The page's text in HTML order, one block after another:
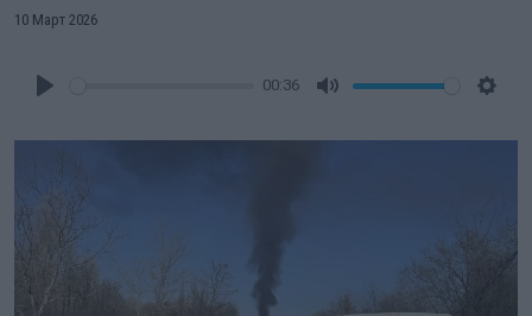
10 Март 2026
00:36